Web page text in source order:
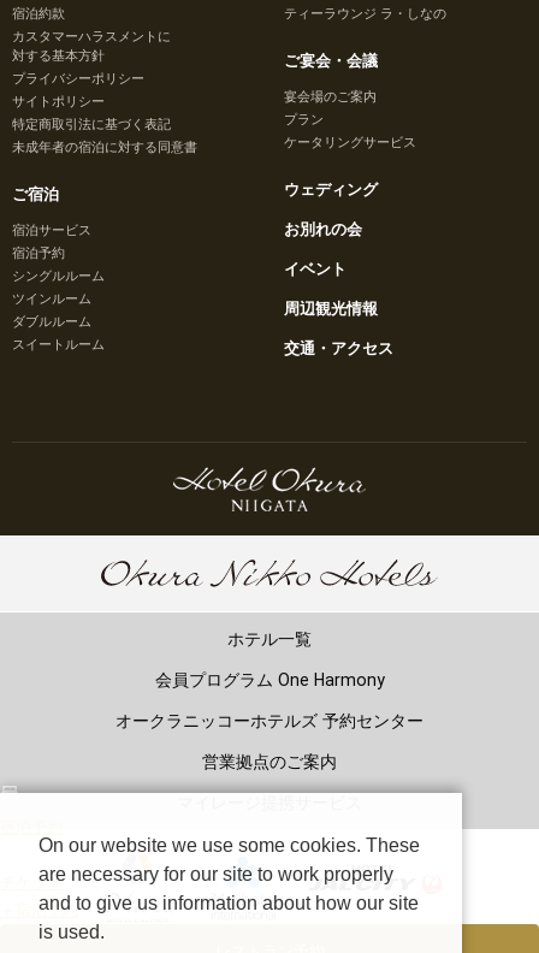
宿泊約款
カスタマーハラスメントに
対する基本方針
プライバシーポリシー
サイトポリシー
特定商取引法に基づく表記
未成年者の宿泊に対する同意書
ご宿泊
宿泊サービス
宿泊予約
シングルルーム
ツインルーム
ダブルルーム
スイートルーム
ティーラウンジ ラ・しなの
ご宴会・会議
宴会場のご案内
プラン
ケータリングサービス
ウェディング
お別れの会
イベント
周辺観光情報
交通・アクセス
ホテル一覧
会員プログラム One Harmony
オークラニッコーホテルズ 予約センター
営業拠点のご案内
チケット
＋宿泊予約
On our website we use some cookies. These
are necessary for our site to work properly
and to give us information about how our site
is used.